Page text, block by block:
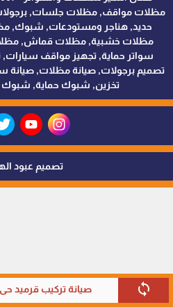
sync صيانة تركيب قرميد حي
مظلات مواقف, مظلات جلسات,
حديد, هناجر ومستودعات, شبوك,
مظلات خشبية, مظلات قماش,
سواتر حماية, تجهيز مواقف
تصميم برجولات, صيانة مظلات, صيانة
تخزين, شبوك حماية, شبوك
تصميم عبود